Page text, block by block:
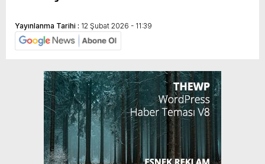
Yayınlanma Tarihi : 12 Şubat 2026 - 11:39